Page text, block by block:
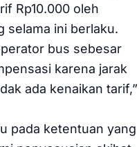
Rp10.000 oleh
selama ini berlaku.
bus sebesar
karena jarak
ada kenaikan tarif,”
pada ketentuan yang